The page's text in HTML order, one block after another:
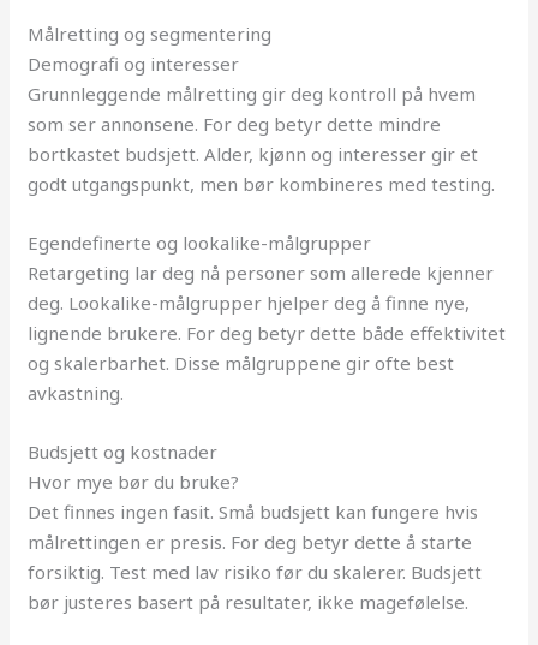
Målretting og segmentering
Demografi og interesser
Grunnleggende målretting gir deg kontroll på hvem
som ser annonsene. For deg betyr dette mindre
bortkastet budsjett. Alder, kjønn og interesser gir et
godt utgangspunkt, men bør kombineres med testing.
Egendefinerte og lookalike-målgrupper
Retargeting lar deg nå personer som allerede kjenner
deg. Lookalike-målgrupper hjelper deg å finne nye,
lignende brukere. For deg betyr dette både effektivitet
og skalerbarhet. Disse målgruppene gir ofte best
avkastning.
Budsjett og kostnader
Hvor mye bør du bruke?
Det finnes ingen fasit. Små budsjett kan fungere hvis
målrettingen er presis. For deg betyr dette å starte
forsiktig. Test med lav risiko før du skalerer. Budsjett
bør justeres basert på resultater, ikke magefølelse.